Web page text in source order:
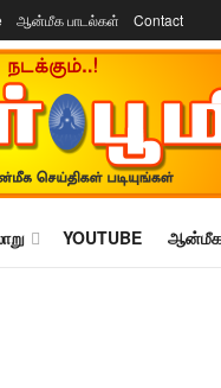
ஆன்மீக பாடல்கள் Contact
YOUTUBE ஆன்மீக